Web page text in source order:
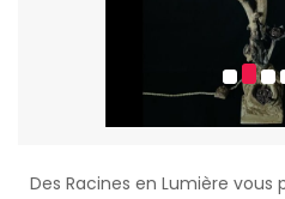
Des Racines en Lumière